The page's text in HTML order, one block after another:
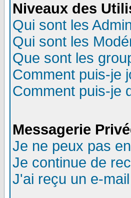
Niveaux des
Qui sont les
Qui sont les
Que sont les
Comment puis-je
Comment puis-je
Messagerie
Je ne peux pas
Je continue de
J'ai reçu un e-